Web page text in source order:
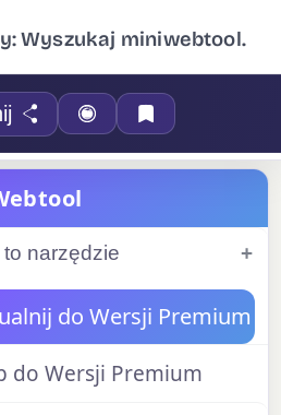
Wyszukaj miniwebtool.
to narzędzie
do Wersji Premium
do Wersji Premium